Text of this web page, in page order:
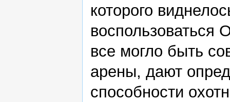
которого
воспользоваться
все могло быть
арены, дают
способности